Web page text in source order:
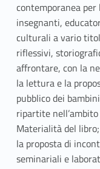
contemporanea per
insegnanti,
culturali a vario
riflessivi,
affrontare, con la
la lettura e la
pubblico dei
ripartite
Materialità del
la proposta di
seminariali e